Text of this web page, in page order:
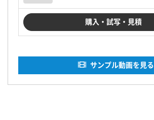
サンプル動画を見る